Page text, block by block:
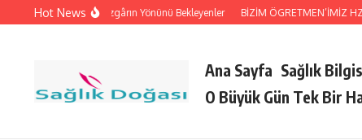
İçeriğe atlaHot News
Eller Rüzgârın Yönünü Bekleyenler BİZİM ÖGRETMEN’İMİZ HZ.
Ana Sayfa Sağlık
O Büyük Gün Tek Bir